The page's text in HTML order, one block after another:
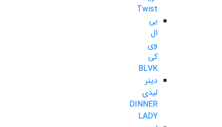
Twist
بی
ال
وی
کی
BLVK
دینر
لیدی
DINNER
LADY